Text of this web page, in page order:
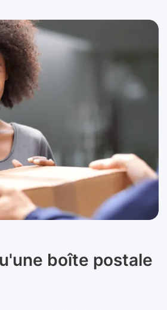
boîte postale